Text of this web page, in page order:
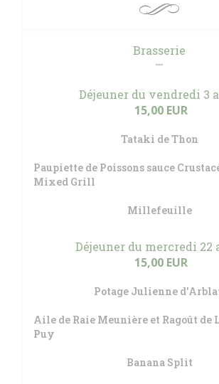
Brasserie
Déjeuner du vendredi 3
15,00 EUR
Tataki de Thon
Paupiette de Poissons sauce
Mixed Grill
Millefeuille
Déjeuner du mercredi 22
15,00 EUR
Potage Julienne
Aile de Raie Meunière et Ragoût de
Puy
Banana Split